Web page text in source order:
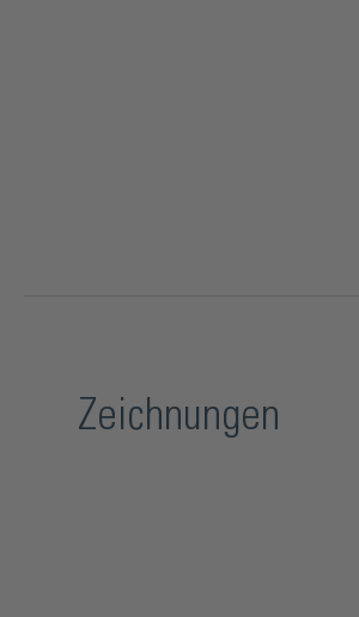
Zeichnungen